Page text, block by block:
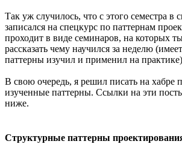
Так уж случилось, что с этого семестра в
записался на спецкурс по паттернам
проходит в виде семинаров, на которых
рассказать чему научился за неделю
паттерны изучил и применил на
В свою очередь, я решил писать на хабре
изученные паттерны. Ссылки на эти
ниже.
Структурные паттерны